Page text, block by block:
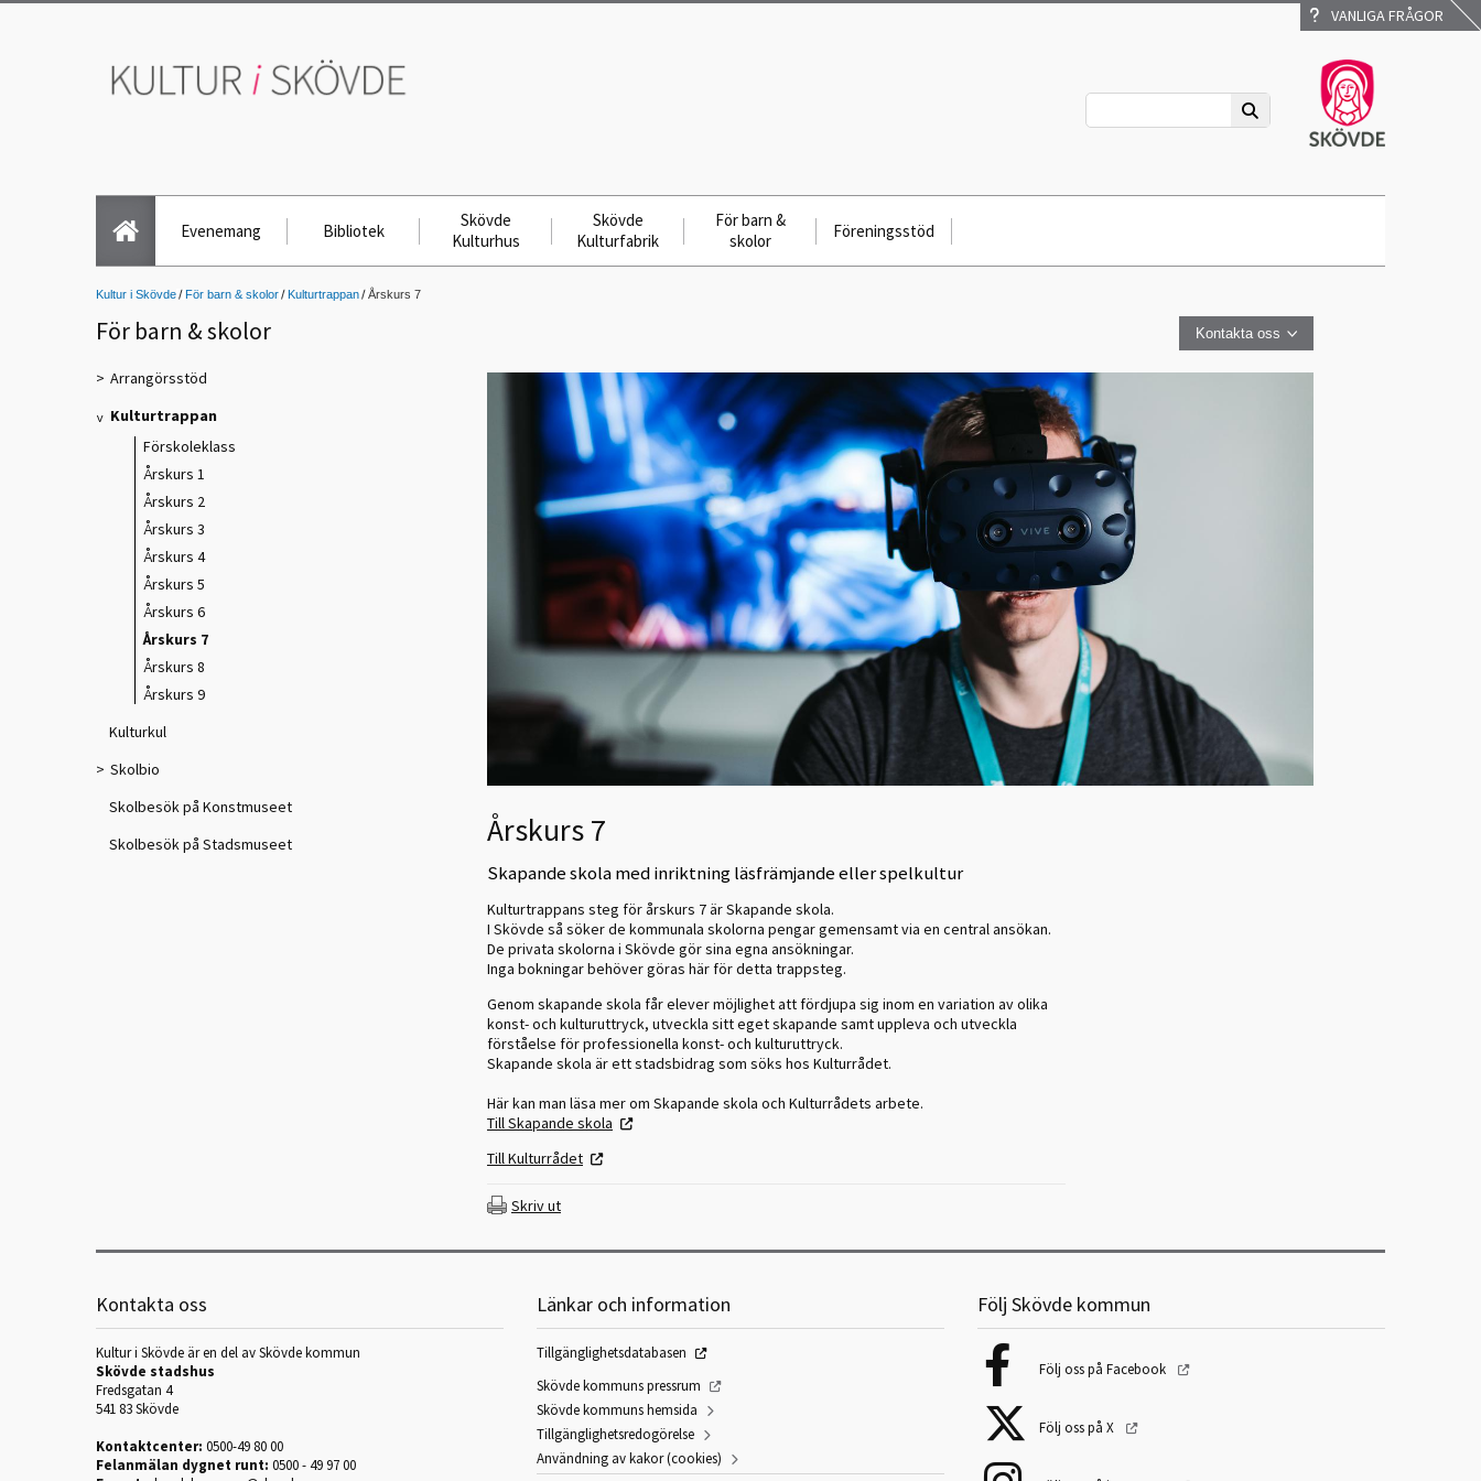
VANLIGA FRÅGOR
Evenemang Bibliotek
Skövde
Kulturhus
Skövde
Kulturfabrik
För barn &
skolor
Föreningsstöd
Kultur i Skövde För barn & skolor Kulturtrappan Årskurs 7
För barn & skolor
Arrangörsstöd
Kulturtrappan
Förskoleklass
Årskurs 1
Årskurs 2
Årskurs 3
Årskurs 4
Årskurs 5
Årskurs 6
Årskurs 7
Årskurs 8
Årskurs 9
Kulturkul
Skolbio
Skolbesök på Konstmuseet
Skolbesök på Stadsmuseet
Kontakta oss
Årskurs 7
Skapande skola med inriktning läsfrämjande eller spelkultur
Kulturtrappans steg för årskurs 7 är Skapande skola.
I Skövde så söker de kommunala skolorna pengar gemensamt via en central ansökan.
De privata skolorna i Skövde gör sina egna ansökningar.
Inga bokningar behöver göras här för detta trappsteg.
Genom skapande skola får elever möjlighet att fördjupa sig inom en variation av olika
konst- och kulturuttryck, utveckla sitt eget skapande samt uppleva och utveckla
förståelse för professionella konst- och kulturuttryck.
Skapande skola är ett stadsbidrag som söks hos Kulturrådet.
Här kan man läsa mer om Skapande skola och Kulturrådets arbete.
Till Skapande skola
Till Kulturrådet
Skriv ut
Kontakta oss
Kultur i Skövde är en del av Skövde kommun
Skövde stadshus
Fredsgatan 4
541 83 Skövde
Kontaktcenter: 0500-49 80 00
Felanmälan dygnet runt: 0500 - 49 97 00
Länkar och information
Tillgänglighetsdatabasen
Skövde kommuns pressrum
Skövde kommuns hemsida
Tillgänglighetsredogörelse
Användning av kakor (cookies)
Följ Skövde kommun
Följ oss på Facebook
Följ oss på X